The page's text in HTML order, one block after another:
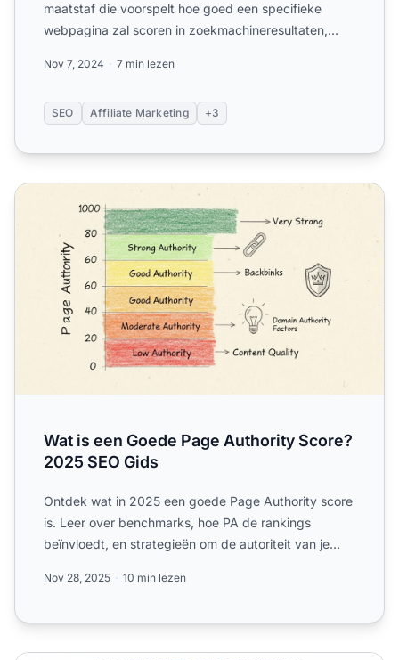
maatstaf die voorspelt hoe goed een specifieke
webpagina zal scoren in zoekmachineresultaten,
Nov 7, 2024 7 min lezen
SEO Affiliate Marketing +3
Wat is een Goede Page Authority Score? 2025 SEO Gids
Wat is een Goede Page Authority Score?
2025 SEO Gids
Ontdek wat in 2025 een goede Page Authority score
is. Leer over benchmarks, hoe PA de rankings
beïnvloedt, en strategieën om de autoriteit van je
Nov 28, 2025 10 min lezen